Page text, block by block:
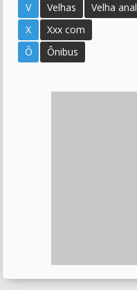
V
Velhas
Velha anal
X
Xxx com
Ô
Ônibus